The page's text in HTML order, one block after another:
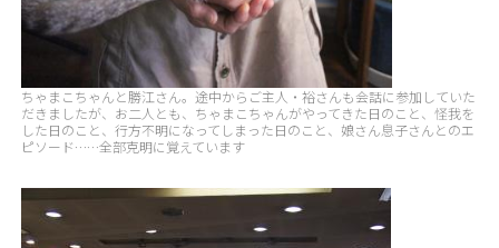
ちゃまこちゃんと勝江さん。途中からご主人・裕さんも会話に参加していた
だきましたが、お二人とも、ちゃまこちゃんがやってきた日のこと、怪我を
した日のこと、行方不明になってしまった日のこと、娘さん息子さんとのエ
ピソード……全部克明に覚えています